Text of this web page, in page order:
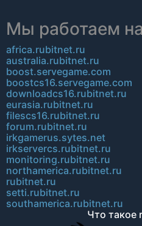
Мы работаем
africa.rubitnet.ru
australia.rubitnet.ru
boost.servegame.com
boostcs16.servegame.com
downloadcs16.rubitnet.ru
eurasia.rubitnet.ru
filescs16.rubitnet.ru
forum.rubitnet.ru
irkgamerus.sytes.net
irkservercs.rubitnet.ru
monitoring.rubitnet.ru
northamerica.rubitnet.ru
rubitnet.ru
setti.rubitnet.ru
southamerica.rubitnet.ru
Что такое